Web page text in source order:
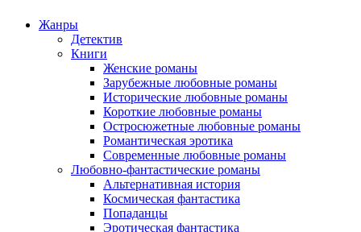
Жанры
Детектив
Книги
Женские романы
Зарубежные любовные романы
Исторические любовные романы
Короткие любовные романы
Остросюжетные любовные романы
Романтическая эротика
Современные любовные романы
Любовно-фантастические романы
Альтернативная история
Космическая фантастика
Попаданцы
Эротическая фантастика